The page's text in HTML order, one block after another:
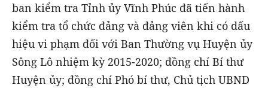
ban kiểm tra Tỉnh ủy Vĩnh Phúc đã tiến hành
kiểm tra tổ chức đảng và đảng viên khi có dấu
hiệu vi phạm đối với Ban Thường vụ Huyện ủy
Sông Lô nhiệm kỳ 2015-2020; đồng chí Bí thư
Huyện ủy; đồng chí Phó bí thư, Chủ tịch UBND